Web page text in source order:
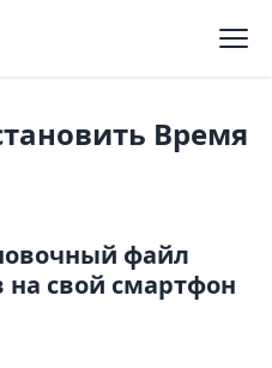
Время
файл
свой смартфон